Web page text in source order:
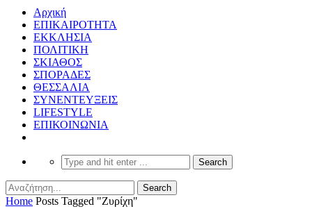
Αρχική
ΕΠΙΚΑΙΡΟΤΗΤΑ
ΕΚΚΛΗΣΙΑ
ΠΟΛΙΤΙΚΗ
ΣΚΙΑΘΟΣ
ΣΠΟΡΑΔΕΣ
ΘΕΣΣΑΛΙΑ
ΣΥΝΕΝΤΕΥΞΕΙΣ
LIFESTYLE
ΕΠΙΚΟΙΝΩΝΙΑ
Home Posts Tagged "Ζυρίχη"